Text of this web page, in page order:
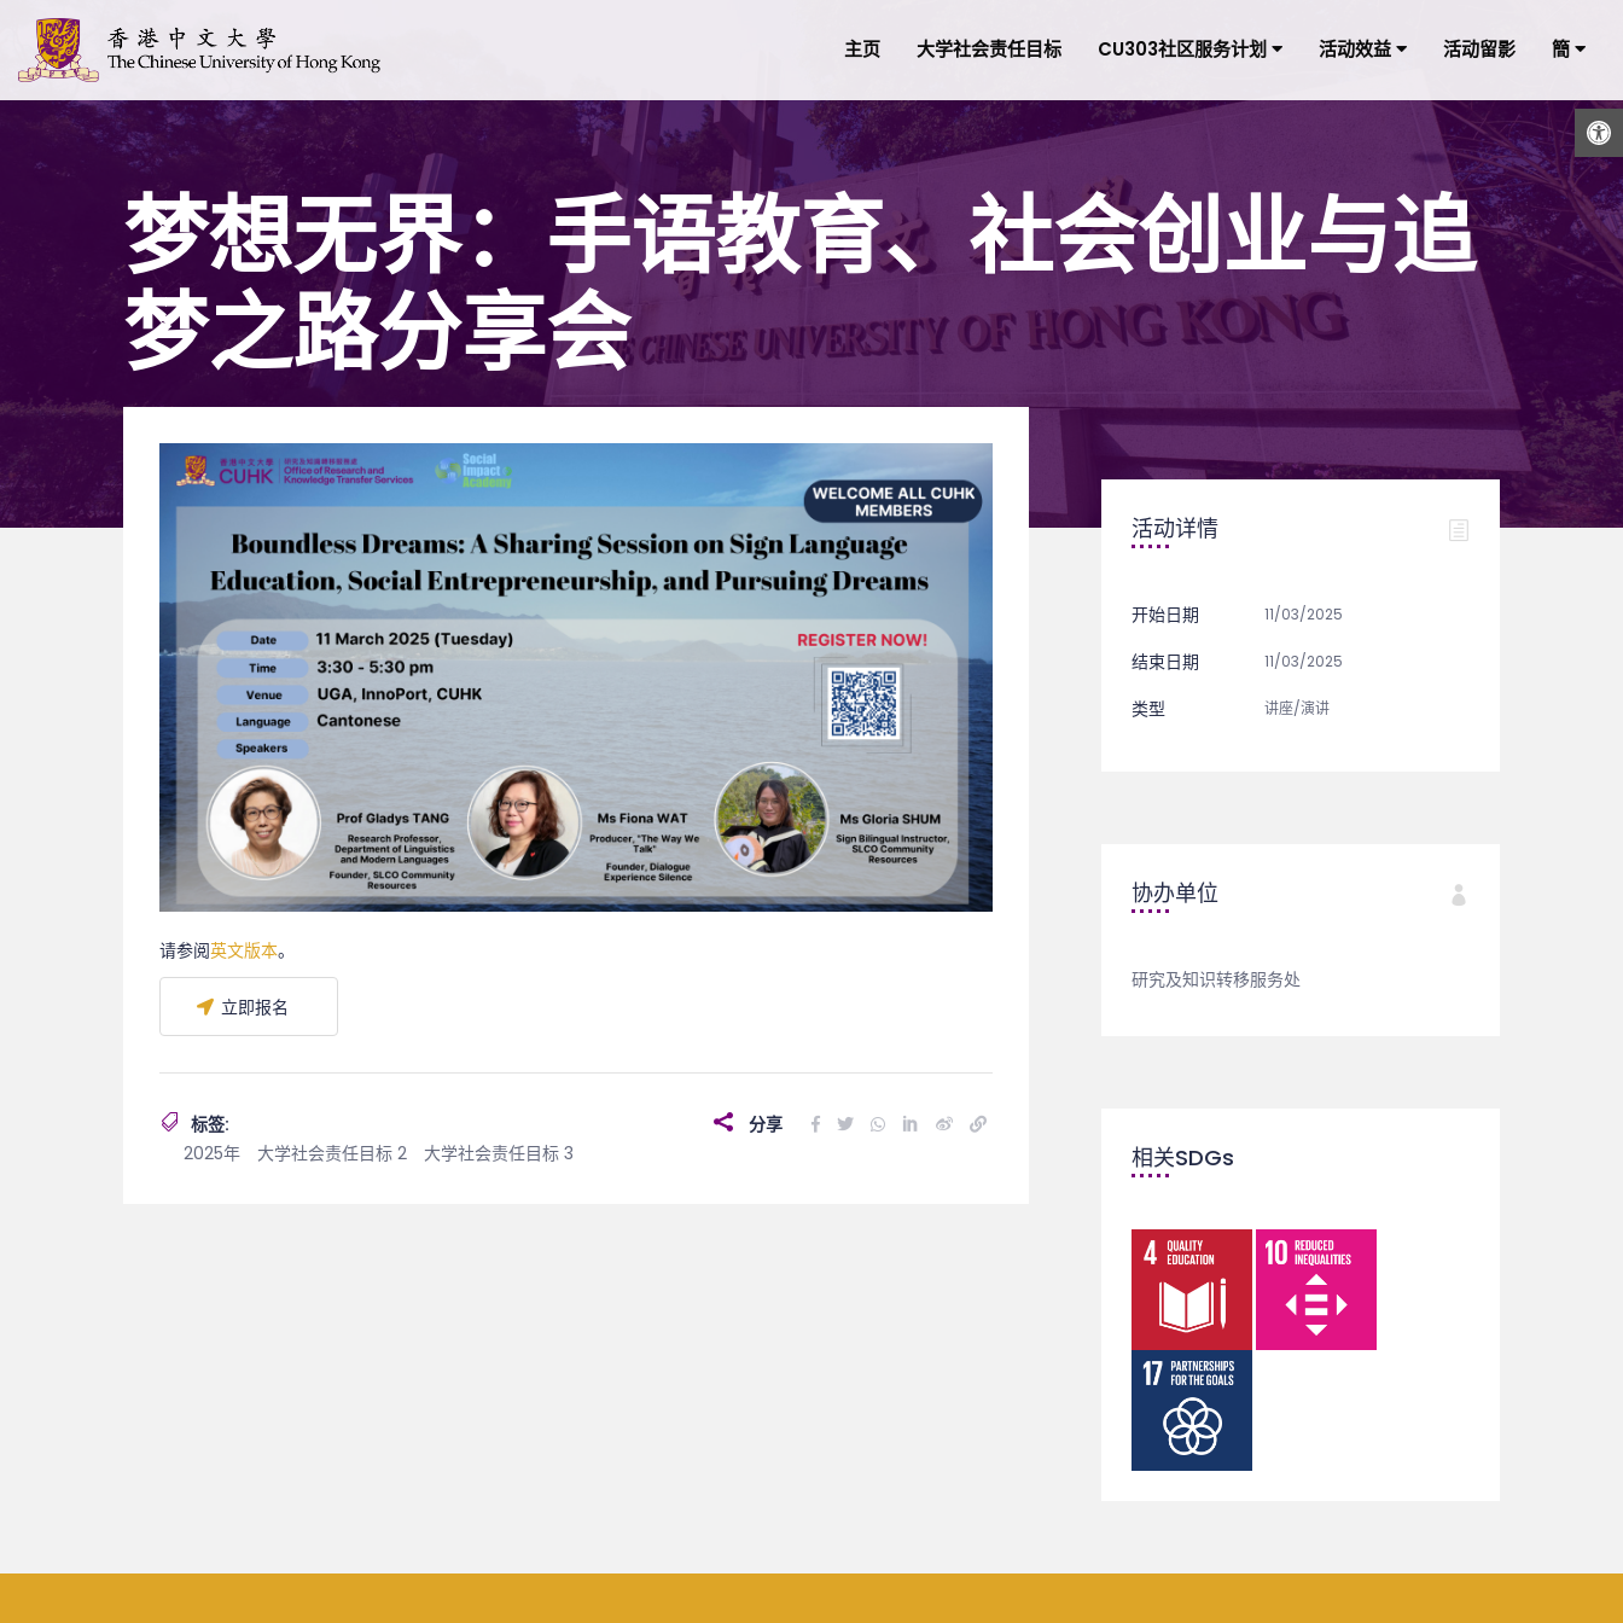
打开工具栏
主页 大学社会责任目标 CU303社区服务计划 活动效益 活动留影 簡
梦想无界：手语教育、社会创业与追
梦之路分享会
请参阅英文版本。
立即报名
标签:
2025年
大学社会责任目标 2 大学社会责任目标 3
分享
活动详情
开始日期 11/03/2025
结束日期 11/03/2025
类型 讲座/演讲
协办单位
研究及知识转移服务处
相关SDGs